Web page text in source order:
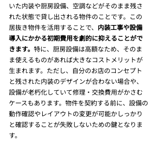
いた内装や厨房設備、空調などがそのまま残さ
れた状態で貸し出される物件のことです。この
居抜き物件を活用することで、 内装工事や設備
導入にかかる初期費用を劇的に抑えることがで
きます。 特に、厨房設備は高額なため、そのま
ま使えるものがあれば大きなコストメリットが
生まれます。ただし、自分のお店のコンセプト
と残された内装のデザインが合わない場合や、
設備が老朽化していて修理・交換費用がかさむ
ケースもあります。物件を契約する前に、設備の
動作確認やレイアウトの変更が可能かしっかり
と確認することが失敗しないための鍵となりま
す。